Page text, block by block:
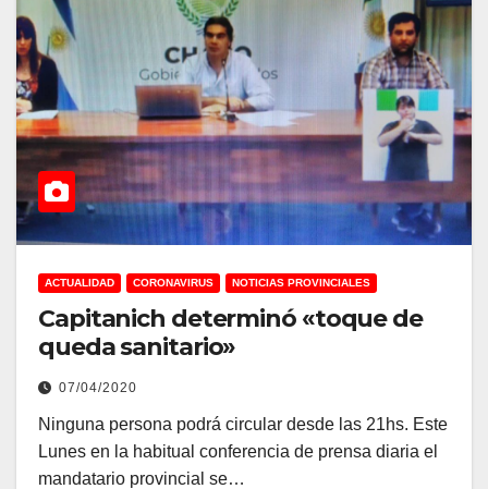
ACTUALIDAD CORONAVIRUS NOTICIAS PROVINCIALES
Capitanich determinó «toque de
queda sanitario»
07/04/2020
Ninguna persona podrá circular desde las 21hs. Este
Lunes en la habitual conferencia de prensa diaria el
mandatario provincial se…